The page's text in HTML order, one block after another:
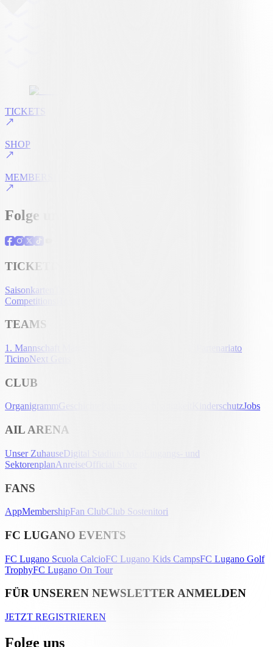
TICKETS
SHOP
MEMBERSHIP
Folge uns
TICKETING
Saisonkarten
Competitions
TEAMS
1. Mannschaft Männer
Partenariato
TicinoNext Gens
CLUB
OrganigrammGeschichte KinderschutzJobs
AIL ARENA
Unser ZuhauseDigital Stadium Map
Eingangs- und
SektorenplanAnreiseOfficial Store
FANS
AppMembershipFan ClubClub Sostenitori
FC LUGANO EVENTS
FC Lugano Scuola CalcioFC Lugano Kids CampsFC Lugano Golf
TrophyFC Lugano On Tour
FÜR UNSEREN NEWSLETTER ANMELDEN
JETZT REGISTRIEREN
Folge uns